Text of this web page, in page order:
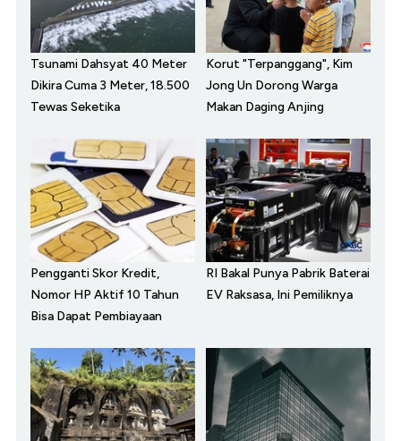
Tsunami Dahsyat 40 Meter
Dikira Cuma 3 Meter, 18.500
Tewas Seketika
Korut "Terpanggang", Kim
Jong Un Dorong Warga
Makan Daging Anjing
Pengganti Skor Kredit,
Nomor HP Aktif 10 Tahun
Bisa Dapat Pembiayaan
RI Bakal Punya Pabrik Baterai
EV Raksasa, Ini Pemiliknya